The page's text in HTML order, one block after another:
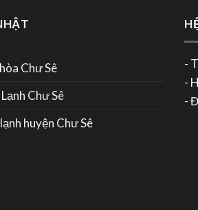
Chư Sê
Chư Sê
huyện Chư Sê
-
-
-